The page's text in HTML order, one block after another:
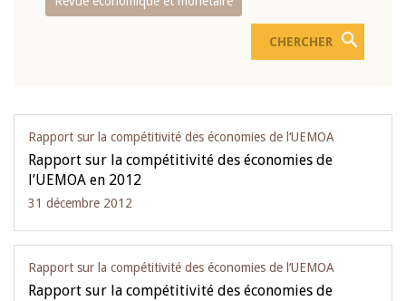
Rapport sur la compétitivité des économies de l‘UEMOA
Rapport sur la compétitivité des économies de
l’UEMOA en 2012
31 décembre 2012
Rapport sur la compétitivité des économies de l‘UEMOA
Rapport sur la compétitivité des économies de